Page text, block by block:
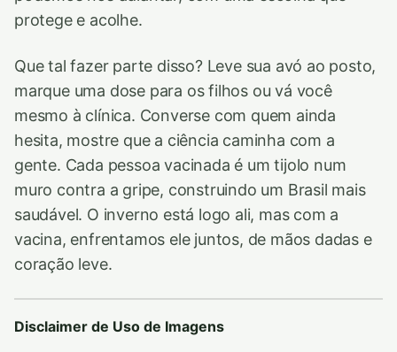
protege e acolhe.
Que tal fazer parte disso? Leve sua avó ao posto,
marque uma dose para os filhos ou vá você
mesmo à clínica. Converse com quem ainda
hesita, mostre que a ciência caminha com a
gente. Cada pessoa vacinada é um tijolo num
muro contra a gripe, construindo um Brasil mais
saudável. O inverno está logo ali, mas com a
vacina, enfrentamos ele juntos, de mãos dadas e
coração leve.
Disclaimer de Uso de Imagens